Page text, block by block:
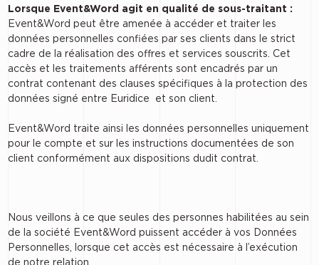
Lorsque Event&Word agit en qualité de sous-traitant :
Event&Word peut être amenée à accéder et traiter les
données personnelles confiées par ses clients dans le strict
cadre de la réalisation des offres et services souscrits. Cet
accès et les traitements afférents sont encadrés par un
contrat contenant des clauses spécifiques à la protection des
données signé entre Euridice et son client.
Event&Word traite ainsi les données personnelles uniquement
pour le compte et sur les instructions documentées de son
client conformément aux dispositions dudit contrat.
Nous veillons à ce que seules des personnes habilitées au sein
de la société Event&Word puissent accéder à vos Données
Personnelles, lorsque cet accès est nécessaire à l’exécution
de notre relation.